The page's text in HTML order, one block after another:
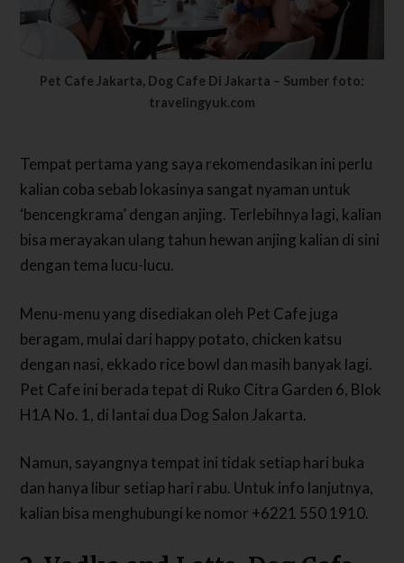
Pet Cafe Jakarta, Dog Cafe Di Jakarta – Sumber foto:
travelingyuk.com
Tempat pertama yang saya rekomendasikan ini perlu
kalian coba sebab lokasinya sangat nyaman untuk
‘bencengkrama’ dengan anjing. Terlebihnya lagi, kalian
bisa merayakan ulang tahun hewan anjing kalian di sini
dengan tema lucu-lucu.
Menu-menu yang disediakan oleh Pet Cafe juga
beragam, mulai dari happy potato, chicken katsu
dengan nasi, ekkado rice bowl dan masih banyak lagi.
Pet Cafe ini berada tepat di Ruko Citra Garden 6, Blok
H1A No. 1, di lantai dua Dog Salon Jakarta.
Namun, sayangnya tempat ini tidak setiap hari buka
dan hanya libur setiap hari rabu. Untuk info lanjutnya,
kalian bisa menghubungi ke nomor +6221 550 1910.